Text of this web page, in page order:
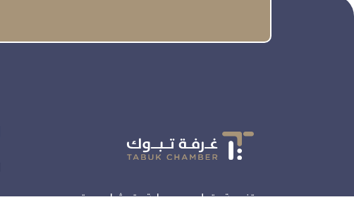
تنمية وتطوير وحماية وتمثيل مجتمع